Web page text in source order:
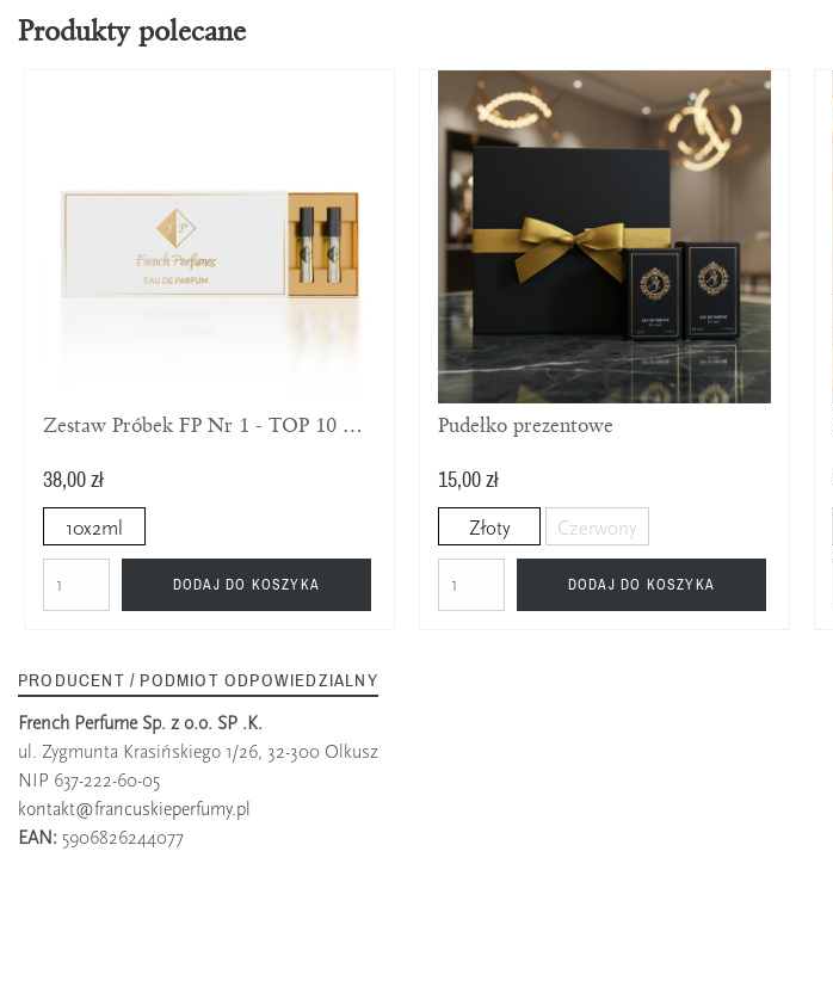
Produkty polecane
Zestaw Próbek FP Nr 1 - TOP 10 Dla Mężczyzn
38,00 zł
10x2ml
DODAJ DO KOSZYKA
Pudełko prezentowe
15,00 zł
Złoty Czerwony
DODAJ DO KOSZYKA
PRODUCENT / PODMIOT ODPOWIEDZIALNY
French Perfume Sp. z o.o. SP .K.
ul. Zygmunta Krasińskiego 1/26, 32-300 Olkusz
NIP 637-222-60-05
kontakt@francuskieperfumy.pl
EAN: 5906826244077